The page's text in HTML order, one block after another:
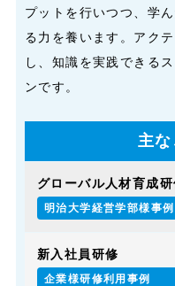
プットを行いつつ、学
る力を養います。アク
し、知識を実践できる
ンです。
主
グローバル人材育成研
明治大学経営学部様事例
新入社員研修
企業様研修利用事例